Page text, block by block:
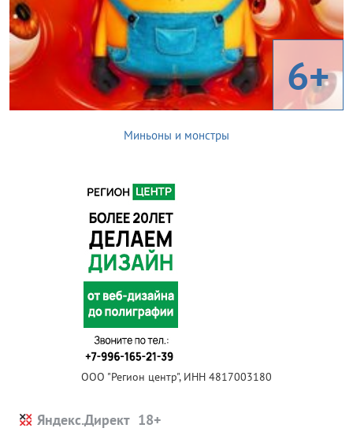
6+
Миньоны и монстры
ООО "Регион центр", ИНН 4817003180
Яндекс.Директ